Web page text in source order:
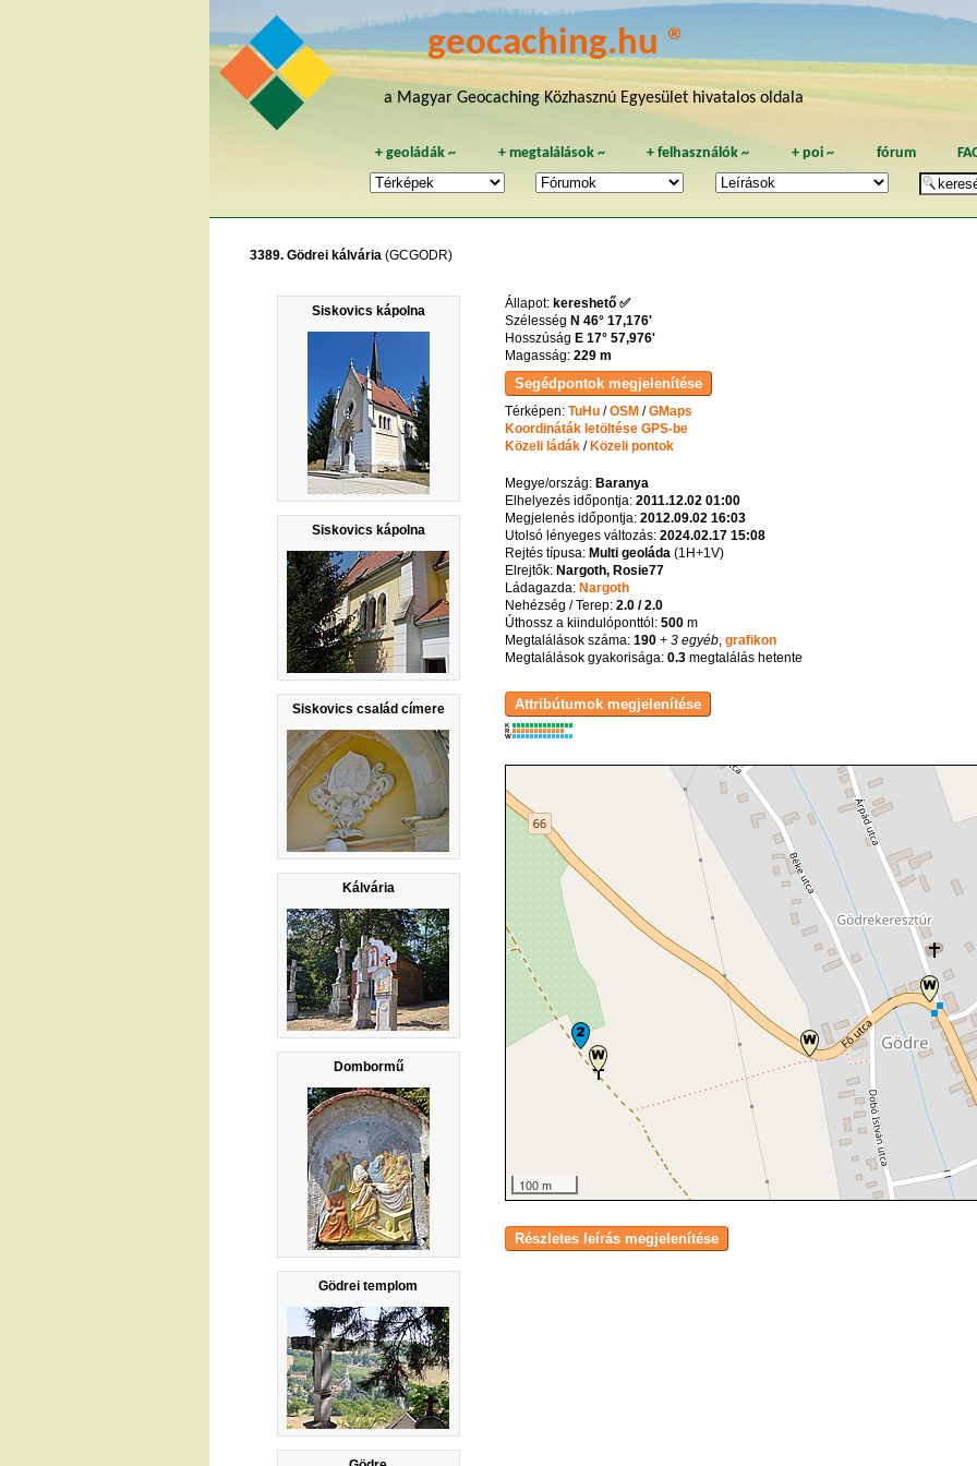
geocaching.hu ®
a Magyar Geocaching Közhasznú Egyesület hivatalos oldala
+geoládák ~ + megtalálások~ +felhasználók ~ + poi~ fórum
3389. Gödrei kálvária (GCGODR)
Siskovics kápolna
Siskovics kápolna
Siskovics család címere
Kálvária
Dombormű
Gödrei templom
Állapot: kereshető ✅
Szélesség N 46° 17,176'
Hosszúság E 17° 57,976'
Magasság: 229 m
Térképen: TuHu/OSM/GMaps
Koordináták letöltése GPS-be
Közeli ládák/Közeli pontok
Megye/ország: Baranya
Elhelyezés időpontja: 2011.12.02 01:00
Megjelenés időpontja: 2012.09.02 16:03
Utolsó lényeges változás: 2024.02.17 15:08
Rejtés típusa: Multi geoláda (1H+1V)
Elrejtők: Nargoth, Rosie77
Ládagazda: Nargoth
Nehézség / Terep: 2.0 / 2.0
Úthossz a kiindulóponttól: 500m
Megtalálások száma: 190+ 3 egyéb, grafikon
Megtalálások gyakorisága: 0.3megtalálás hetente
K
R
W
100 m